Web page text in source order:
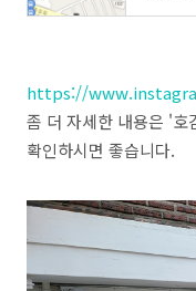
https://
좀 더 자세한 내용은 '호
확인하시면 좋습니다.